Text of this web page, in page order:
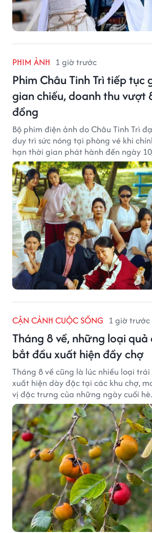
PHIM ẢNH 1 giờ trước
Phim Châu Tinh Trì tiếp tục
gian chiếu, doanh thu vượt
đồng
Bộ phim điện ảnh do Châu Tinh Trì
duy trì sức nóng tại phòng vé khi
hạn thời gian phát hành đến ngày
CẬN CẢNH CUỘC SỐNG 1 giờ trước
Tháng 8 về, những loại
bắt đầu xuất hiện đầy chợ
Tháng 8 về cũng là lúc nhiều loại
xuất hiện dày đặc tại các khu chợ,
vị đặc trưng của những ngày cuối hè.